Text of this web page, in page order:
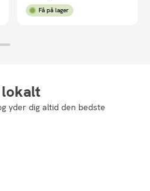
Få på lager
lokalt
yder dig altid den bedste